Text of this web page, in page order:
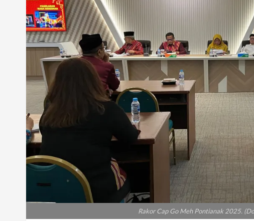
Rakor Cap Go Meh Pontianak 2025.